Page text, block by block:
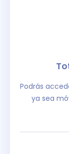
Podrás
ya sea